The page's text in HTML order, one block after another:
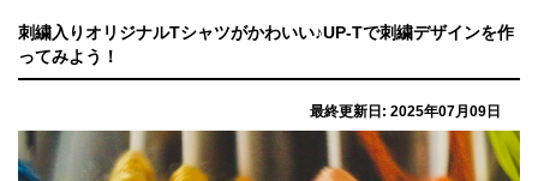
刺繍入りオリジナルTシャツがかわいい♪UP-Tで刺繍デザインを作
ってみよう！
最終更新日: 2025年07月09日